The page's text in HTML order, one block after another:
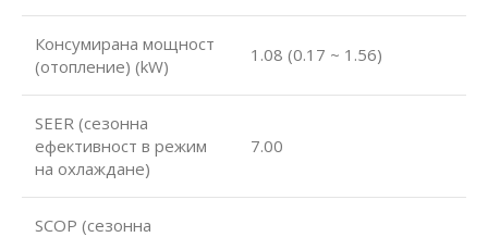
Консумирана мощност
(отопление) (kW)
1.08 (0.17 ~ 1.56)
SEER (сезонна
ефективност в режим
на охлаждане)
7.00
SCOP (сезонна